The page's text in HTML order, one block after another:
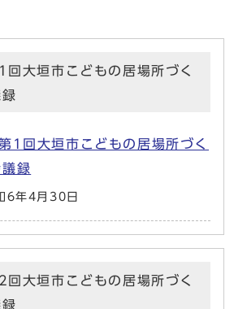
大垣市こどもの居場所づく
1回大垣市こどもの居場所づく
録
6年4月30日
大垣市こどもの居場所づく